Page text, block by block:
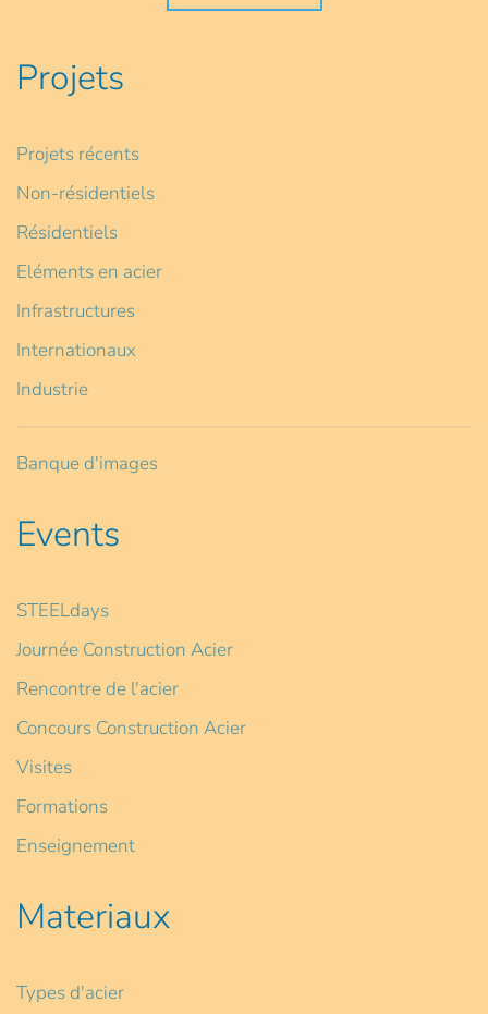
Projets
Projets récents
Non-résidentiels
Résidentiels
Eléments en acier
Infrastructures
Internationaux
Industrie
Banque d'images
Events
STEELdays
Journée Construction Acier
Rencontre de l'acier
Concours Construction Acier
Visites
Formations
Enseignement
Materiaux
Types d'acier